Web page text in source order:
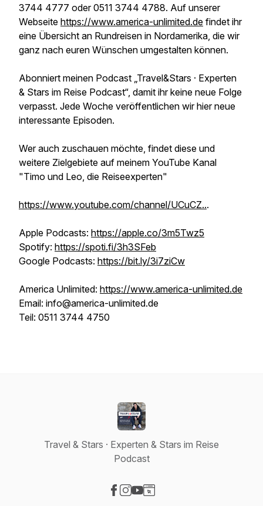
3744 4777 oder 0511 3744 4788. Auf unserer
Webseite https://www.america-unlimited.de findet ihr
eine Übersicht an Rundreisen in Nordamerika, die wir
ganz nach euren Wünschen umgestalten können.
Abonniert meinen Podcast „Travel&Stars · Experten
& Stars im Reise Podcast“, damit ihr keine neue Folge
verpasst. Jede Woche veröffentlichen wir hier neue
interessante Episoden.
Wer auch zuschauen möchte, findet diese und
weitere Zielgebiete auf meinem YouTube Kanal
"Timo und Leo, die Reiseexperten"
https://www.youtube.com/channel/UCuCZ...
Apple Podcasts: https://apple.co/3m5Twz5
Spotify: https://spoti.fi/3h3SFeb
Google Podcasts: https://bit.ly/3i7ziCw
America Unlimited: https://www.america-unlimited.de
Email: info@america-unlimited.de
Teil: 0511 3744 4750
Travel & Stars · Experten & Stars im Reise
Podcast